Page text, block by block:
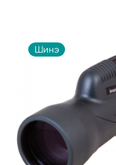
Шинэ